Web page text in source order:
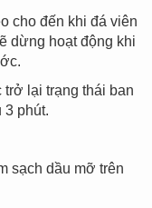
cho đến khi đá viên
dừng hoạt động khi
lại trạng thái ban
3 phút.
sạch dầu mỡ trên